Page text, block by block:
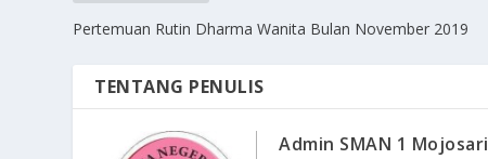
Pertemuan Rutin Dharma Wanita Bulan November 2019
TENTANG PENULIS
Admin SMAN 1 Mojosari